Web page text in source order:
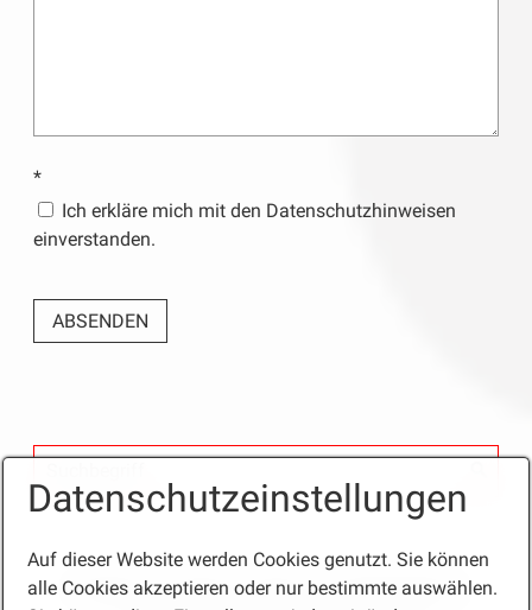
*
Ich erkläre mich mit den Datenschutzhinweisen
einverstanden.
Startseite Kontakt / Anfahrt Ansprechpartner
Datenschutzeinstellungen
Auf dieser Website werden Cookies genutzt. Sie können
alle Cookies akzeptieren oder nur bestimmte auswählen.